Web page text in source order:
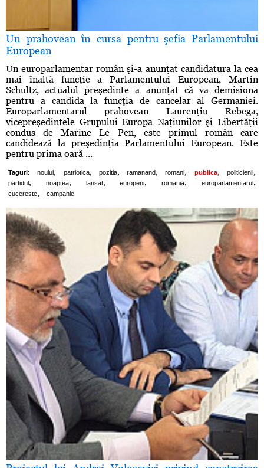
Un prahovean în cursa pentru şefia Parlamentului
European
Un europarlamentar român şi-a anunţat candidatura la cea
mai înaltă funcţie a Parlamentului European, Martin
Schultz, actualul preşedinte a anunţat că va demisiona
pentru a candida la funcţia de cancelar al Germaniei.
Europarlamentarul prahovean Laurenţiu Rebega,
vicepreşedintele Grupului Europa Naţiunilor şi Libertăţii
condus de Marine Le Pen, este primul român care
candidează la preşedinţia Parlamentului European. Este
pentru prima oară ...
Taguri: noului, patriotica, pozitia, ramanand, romani, publica, politicienii,
partidul , noaptea, lansat, europeni, romania, europarlamentarul ,
cucereste, campanie